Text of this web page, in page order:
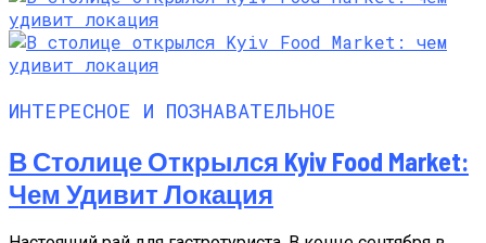
ИНТЕРЕСНОЕ И ПОЗНАВАТЕЛЬНОЕ
В Столице Открылся Kyiv Food Market:
Чем Удивит Локация